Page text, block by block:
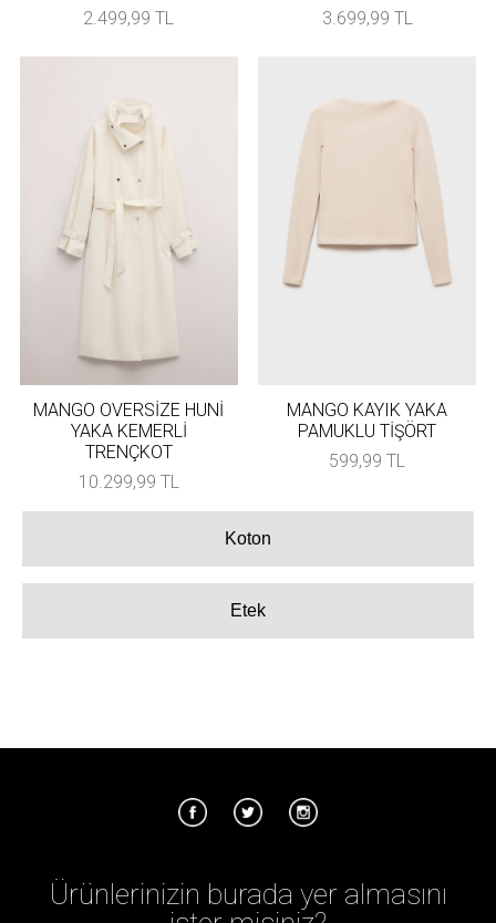
2.499,99 TL
3.699,99 TL
MANGO OVERSİZE HUNİ
YAKA KEMERLİ
TRENÇKOT
10.299,99 TL
MANGO KAYIK YAKA
PAMUKLU TİŞÖRT
599,99 TL
Koton
Etek
Ürünlerinizin burada yer almasını